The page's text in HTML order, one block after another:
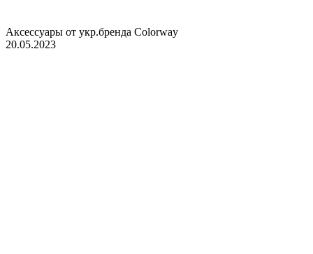
Аксессуары от укр.бренда Colorway
20.05.2023